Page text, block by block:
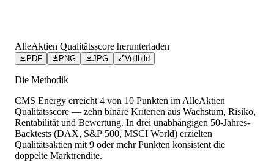
AlleAktien Qualitätsscore herunterladen
PDF PNG JPG Vollbild
Die Methodik
CMS Energy erreicht 4 von 10 Punkten im AlleAktien
Qualitätsscore — zehn binäre Kriterien aus Wachstum, Risiko,
Rentabilität und Bewertung. In drei unabhängigen 50-Jahres-
Backtests (DAX, S&P 500, MSCI World) erzielten
Qualitätsaktien mit 9 oder mehr Punkten konsistent die
doppelte Marktrendite.